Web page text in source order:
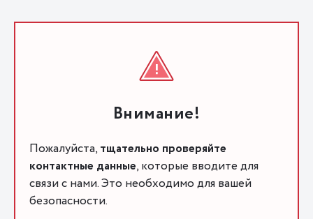
Внимание!
Пожалуйста, тщательно проверяйте
контактные данные, которые вводите для
связи с нами. Это необходимо для вашей
безопасности.